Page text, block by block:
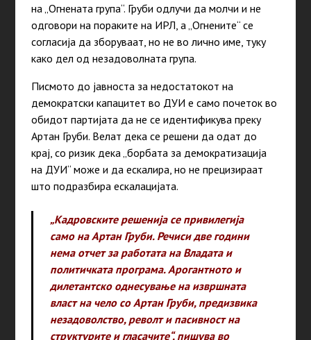
на „Огнената група“. Груби одлучи да молчи и не
одговори на пораките на ИРЛ, а „Огнените“ се
согласија да зборуваат, но не во лично име, туку
како дел од незадоволната група.
Писмото до јавноста за недостатокот на
демократски капацитет во ДУИ е само почеток во
обидот партијата да не се идентификува преку
Артан Груби. Велат дека се решени да одат до
крај, со ризик дека „борбата за демократизација
на ДУИ“ може и да ескалира, но не прецизираат
што подразбира ескалацијата.
„Кадровските решенија се привилегија
само на Артан Груби. Речиси две години
нема отчет за работата на Владата и
политичката програма. Арогантното и
дилетантско однесување на извршната
власт на чело со Артан Груби, предизвика
незадоволство, револт и пасивност на
структурите и гласачите“, пишува во